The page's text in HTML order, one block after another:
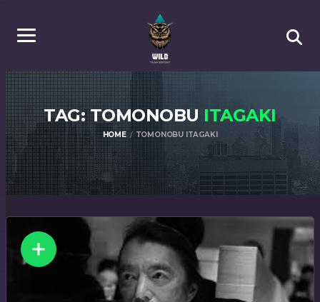
TAG: TOMONOBU ITAGAKI
HOME TOMONOBU ITAGAKI